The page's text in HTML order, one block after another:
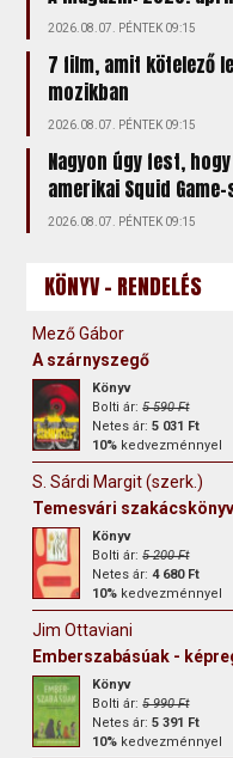
2026.08.07. PÉNTEK 09:15
7 film, amit kötelező
mozikban
2026.08.07. PÉNTEK 09:15
Nagyon úgy fest,
amerikai Squid
2026.08.07. PÉNTEK 09:15
KÖNYV - RENDELÉS
Mező Gábor
A szárnyszegő
Könyv
Bolti ár:5 590 Ft
Netes ár:5 031 Ft
10% kedvezménnyel
S. Sárdi Margit (szerk.)
Temesvári
Könyv
Bolti ár:5 200 Ft
Netes ár:4 680 Ft
10% kedvezménnyel
Jim Ottaviani
Emberszabásúak -
Könyv
Bolti ár:5 990 Ft
Netes ár:5 391 Ft
10% kedvezménnyel